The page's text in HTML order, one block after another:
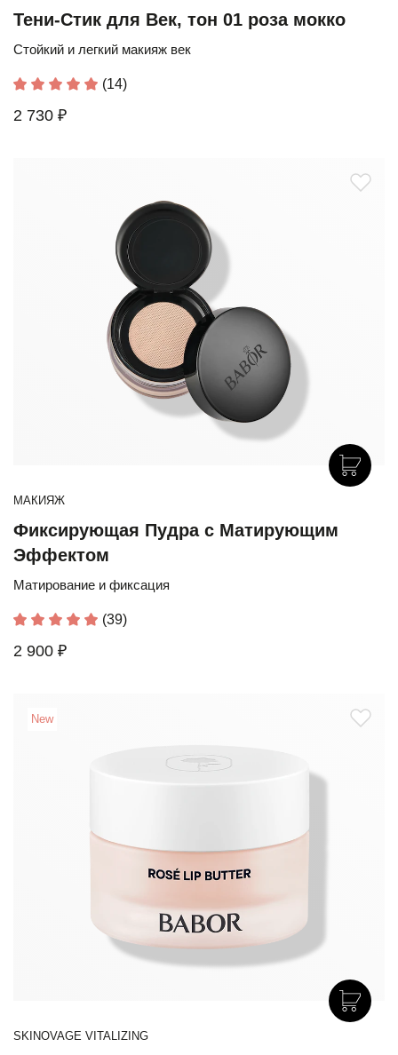
Тени-Стик для Век, тон 01 роза мокко
Стойкий и легкий макияж век
(14)
2 730 ₽
МАКИЯЖ
Фиксирующая Пудра с Матирующим
Эффектом
Матирование и фиксация
(39)
2 900 ₽
New
SKINOVAGE VITALIZING